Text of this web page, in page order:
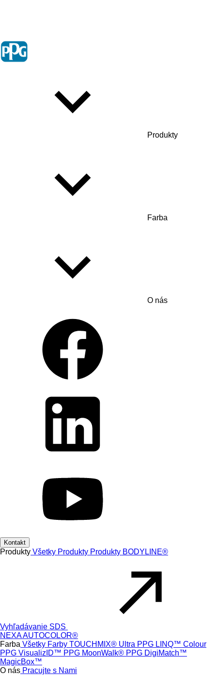
Produkty
Farba
O nás
Kontakt
Produkty Všetky Produkty Produkty BODYLINE®
Vyhľadávanie SDS
NEXA AUTOCOLOR®
Farba Všetky Farby TOUCHMIX® Ultra PPG LINQ™ Colour
PPG VisualizID™ PPG MoonWalk® PPG DigiMatch™
MagicBox™
O nás Pracujte s Nami